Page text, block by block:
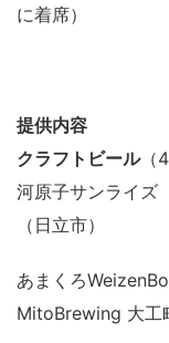
に着席）
提供内容
クラフトビール（4
河原子サンライズ
（日立市）
あまくろ
MitoBrewing 大工